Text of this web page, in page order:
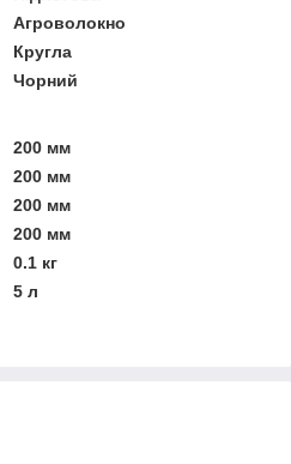
Агроволокно
Кругла
Чорний
200 мм
200 мм
200 мм
200 мм
0.1 кг
5 л